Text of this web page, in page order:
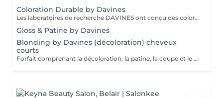
Coloration Durable by Davines
Les laboratoires de recherche DAVINES ont conçu des colorations innovantes qui renforcent la fibre capillaire, capable de créer encore plus d'éclat, d'éclaircir délicatement et selon votre besoin, de couvrir les cheveux blancs en douceur et durablement, avec une brillance riche en reflets et des résultats couleur dimensionnels. Nos services coloration Davines : - Mask, système de coloration permanente, tenue longue durée, couvrance parfaite des cheveux blancs - A New Color, système de coloration permanente sans ammoniaque. Couleur Davines Éclat, Soin & Respect du Cheveu La coloration Davines allie performance et respect de la fibre capillaire grâce à des formules enrichies en ingrédients naturels et durables. Que vous souhaitiez une couleur intense, un effet naturel ou un reflet subtil, nos experts vous conseillent pour un résultat sur mesure, lumineux et longue tenue. Pourquoi choisir la coloration Davines ? Formules douces pour un confort optimal Couleurs éclatantes et longue tenue grâce aux pigments de haute qualité Respect de la fibre capillaire avec des ingrédients nourrissants et protecteurs Adapté à toutes les envies : couverture des cheveux blancs, reflets naturels, couleurs intenses Déroulement du soin : 1 Diagnostic couleur pour définir la nuance idéale selon votre teint et votre base naturelle 2 Application de la coloration Davines avec une technique adaptée (racines, mèches, balayage) 3 Temps de pose optimisé pour garantir un résultat homogène et lumineux 4 Soin profond nourrissant pour préserver la douceur et la brillance des cheveux 5 Coiffage et révélation de la couleur pour sublimer votre nouvelle teinte Résultat : une couleur vibrante, brillante et pleine de vie, tout en douceur ! Entretien : Prolongez l'éclat de votre couleur avec les soins adaptés Davines recommandés par nos experts.
Gloss & Patine by Davines
Blonding by Davines (décoloration) cheveux
courts
Forfait comprenant la décoloration, la patine, la coupe et le styling. Un diagnostic personnalisé sera réalisé lors de la prestation.